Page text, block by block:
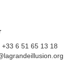
6 51 65 13 18